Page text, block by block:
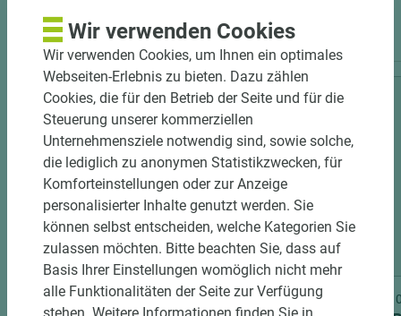
PASSENDES ZUBEHÖR
3 weitere Varianten
Art.-Nr. 06300020046 Art.-Nr.
Wir verwenden Cookies
Wir verwenden Cookies, um Ihnen ein optimales
Webseiten-Erlebnis zu bieten. Dazu zählen
Cookies, die für den Betrieb der Seite und für die
Steuerung unserer kommerziellen
Unternehmensziele notwendig sind, sowie solche,
die lediglich zu anonymen Statistikzwecken, für
Komforteinstellungen oder zur Anzeige
personalisierter Inhalte genutzt werden. Sie
können selbst entscheiden, welche Kategorien Sie
zulassen möchten. Bitte beachten Sie, dass auf
Basis Ihrer Einstellungen womöglich nicht mehr
alle Funktionalitäten der Seite zur Verfügung
stehen. Weitere Informationen finden Sie in